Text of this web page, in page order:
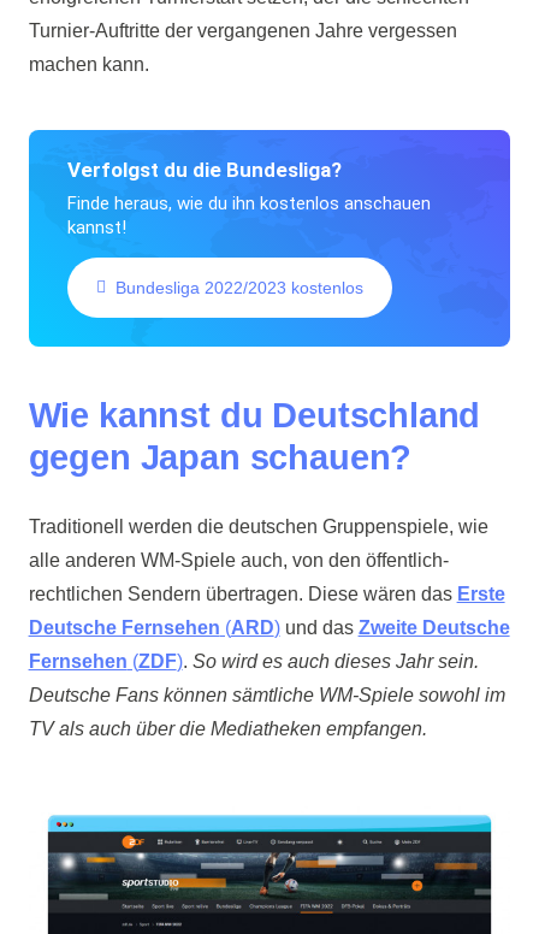
Turnier-Auftritte der vergangenen Jahre vergessen
machen kann.
Verfolgst du die Bundesliga?
Finde heraus, wie du ihn kostenlos anschauen
kannst!
Bundesliga 2022/2023 kostenlos
Wie kannst du Deutschland
gegen Japan schauen?
Traditionell werden die deutschen Gruppenspiele, wie
alle anderen WM-Spiele auch, von den öffentlich-
rechtlichen Sendern übertragen. Diese wären das Erste
Deutsche Fernsehen (ARD)und das Zweite Deutsche
Fernsehen (ZDF). So wird es auch dieses Jahr sein.
Deutsche Fans können sämtliche WM-Spiele sowohl im
TV als auch über die Mediatheken empfangen.